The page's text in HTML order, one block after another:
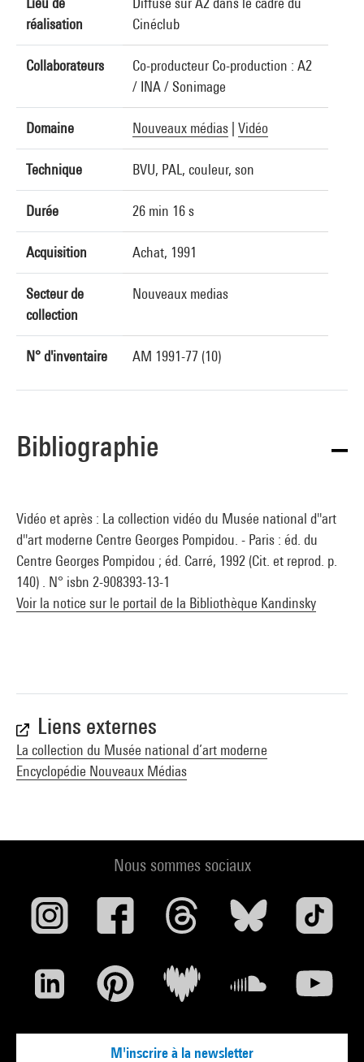
réalisation
Cinéclub
Collaborateurs
Co-producteur Co-production : A2
/ INA / Sonimage
Domaine Nouveaux médias Vidéo
Technique BVU, PAL, couleur, son
Durée 26 min 16 s
Acquisition Achat, 1991
Secteur de
collection
Nouveaux medias
N° d'inventaire AM 1991-77 (10)
Bibliographie
Vidéo et après : La collection vidéo du Musée national d''art
d''art moderne Centre Georges Pompidou. - Paris : éd. du
Centre Georges Pompidou ; éd. Carré, 1992 (Cit. et reprod. p.
140) . N° isbn 2-908393-13-1
Voir la notice sur le portail de la Bibliothèque Kandinsky
Liens externes
La collection du Musée national d’art moderne
Encyclopédie Nouveaux Médias
Nous sommes sociaux
M'inscrire à la newsletter